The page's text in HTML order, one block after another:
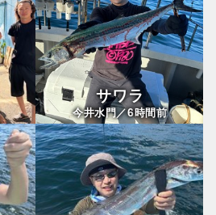
サワラ
今井水門／6時間前